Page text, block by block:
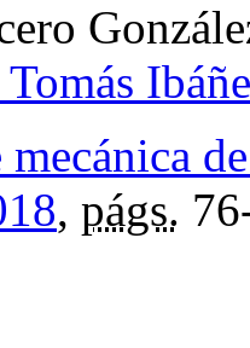
mecánica
, págs.